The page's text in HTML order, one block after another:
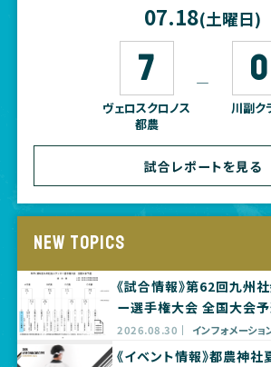
07.18(土曜日)
7
ヴェロスクロノス
都農
― 0
川副ク
試合レポートを見る
NEW TOPICS
《試合情報》第62回九州
ー選手権大会 全国大会
2026.08.30 インフォメーショ
《イベント情報》都農神